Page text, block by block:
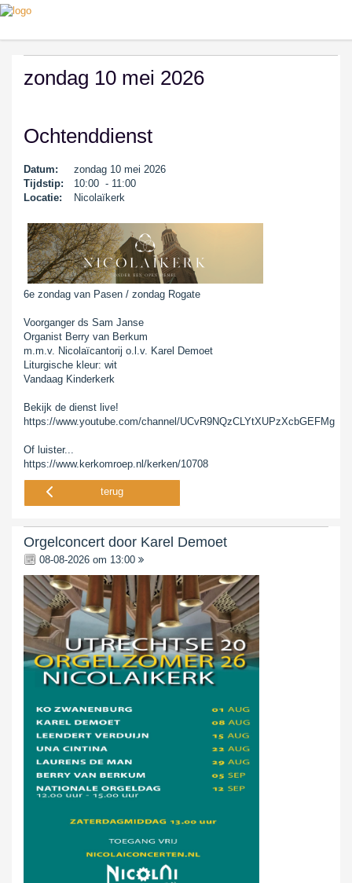
zondag 10 mei 2026
Ochtenddienst
Datum:
zondag 10 mei 2026
Tijdstip:
10:00 - 11:00
Locatie:
Nicolaïkerk
6e zondag van Pasen / zondag Rogate
Voorganger ds Sam Janse
Organist Berry van Berkum
m.m.v. Nicolaïcantorij o.l.v. Karel Demoet
Liturgische kleur: wit
Vandaag Kinderkerk
Bekijk de dienst live!
https://www.youtube.com/channel/UCvR9NQzCLYtXUPzXcbGEFMg
Of luister...
https://www.kerkomroep.nl/kerken/10708
terug
Orgelconcert door Karel Demoet
08-08-2026 om 13:00